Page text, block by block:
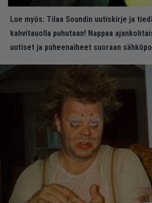
Lue myös: Tilaa Soundin uutiskirje ja
kahvitauolla puhutaan! Nappaa
uutiset ja puheenaiheet suoraan